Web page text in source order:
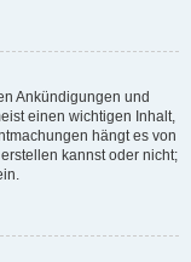
Ankündigungen und
einen wichtigen Inhalt,
hängt es von
kannst oder nicht;